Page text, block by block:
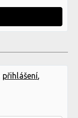
přihlášení,